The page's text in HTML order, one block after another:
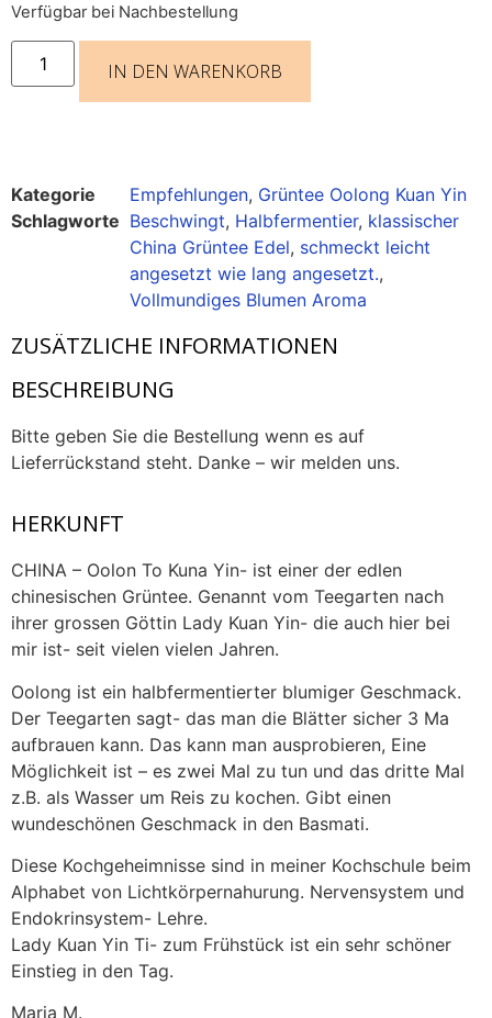
Verfügbar bei Nachbestellung
IN DEN WARENKORB
Kategorie Empfehlungen, Grüntee Oolong Kuan Yin
Schlagworte Beschwingt, Halbfermentier, klassischer
China Grüntee Edel, schmeckt leicht
angesetzt wie lang angesetzt.,
Vollmundiges Blumen Aroma
ZUSÄTZLICHE INFORMATIONEN
BESCHREIBUNG
Bitte geben Sie die Bestellung wenn es auf
Lieferrückstand steht. Danke – wir melden uns.
HERKUNFT
CHINA – Oolon To Kuna Yin- ist einer der edlen
chinesischen Grüntee. Genannt vom Teegarten nach
ihrer grossen Göttin Lady Kuan Yin- die auch hier bei
mir ist- seit vielen vielen Jahren.
Oolong ist ein halbfermentierter blumiger Geschmack.
Der Teegarten sagt- das man die Blätter sicher 3 Ma
aufbrauen kann. Das kann man ausprobieren, Eine
Möglichkeit ist – es zwei Mal zu tun und das dritte Mal
z.B. als Wasser um Reis zu kochen. Gibt einen
wundeschönen Geschmack in den Basmati.
Diese Kochgeheimnisse sind in meiner Kochschule beim
Alphabet von Lichtkörpernahurung. Nervensystem und
Endokrinsystem- Lehre.
Lady Kuan Yin Ti- zum Frühstück ist ein sehr schöner
Einstieg in den Tag.
Maria M.